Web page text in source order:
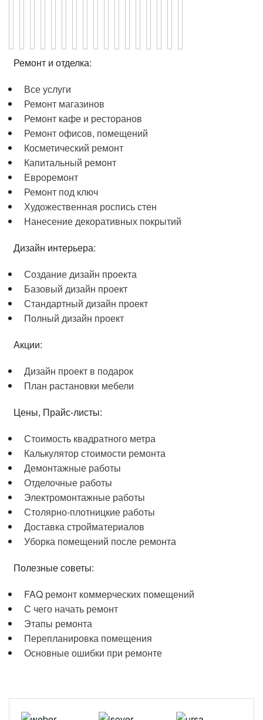
Ремонт и отделка:
Все услуги
Ремонт магазинов
Ремонт кафе и ресторанов
Ремонт офисов, помещений
Косметический ремонт
Капитальный ремонт
Евроремонт
Ремонт под ключ
Художественная роспись стен
Нанесение декоративных покрытий
Дизайн интерьера:
Создание дизайн проекта
Базовый дизайн проект
Стандартный дизайн проект
Полный дизайн проект
Акции:
Дизайн проект в подарок
План растановки мебели
Цены, Прайс-листы:
Стоимость квадратного метра
Калькулятор стоимости ремонта
Демонтажные работы
Отделочные работы
Электромонтажные работы
Столярно-плотницкие работы
Доставка стройматериалов
Уборка помещений после ремонта
Полезные советы:
FAQ ремонт коммерческих помещений
С чего начать ремонт
Этапы ремонта
Перепланировка помещения
Основные ошибки при ремонте